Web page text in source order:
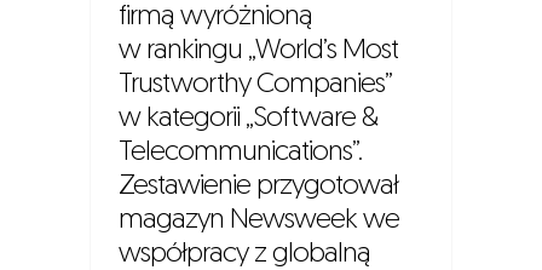
firmą wyróżnioną
w rankingu „World’s Most
Trustworthy Companies”
w kategorii „Software &
Telecommunications”.
Zestawienie przygotował
magazyn Newsweek we
współpracy z globalną